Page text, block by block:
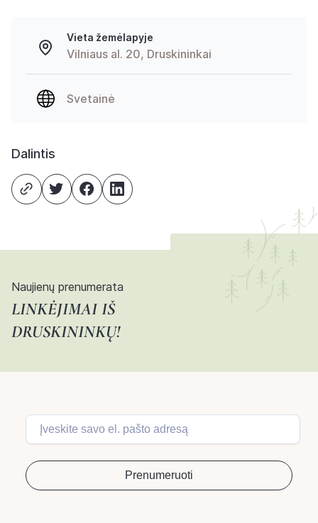
Vieta žemėlapyje
Vilniaus al. 20, Druskininkai
Svetainė
Dalintis
Naujienų prenumerata
LINKĖJIMAI IŠ
DRUSKININKŲ!